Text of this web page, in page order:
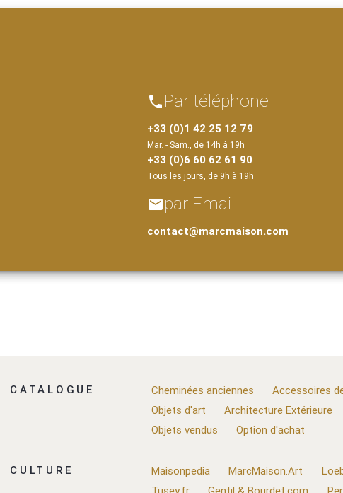
phone Par téléphone
+33 (0)1 42 25 12 79
Mar. - Sam., de 14h à 19h
+33 (0)6 60 62 61 90
Tous les jours, de 9h à 19h
emailpar Email
contact@marcmaison.com
CATALOGUE Cheminées anciennes Accessoires
Objets d'art
Architecture Extérieure
Objets vendus
Option d'achat
CULTURE Maisonpedia MarcMaison.Art